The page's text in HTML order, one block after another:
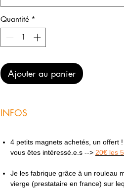
Quantité *
Ajouter au panier
INFOS
4 petits magnets achetés, un offert
vous êtes intéressé.e.s --> 20€ les
Je les fabrique grâce à un rouleau
vierge (prestataire en france) sur